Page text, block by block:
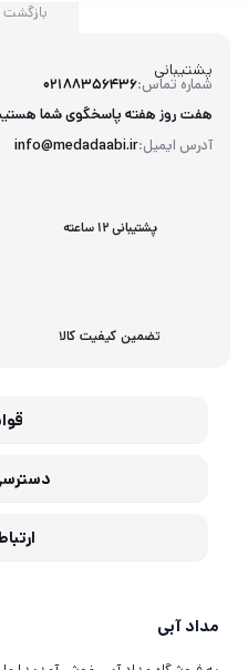
پشتیبانی
شماره تماس:02188356436
آدرس ایمیل:info@medadaabi.ir
هفت روز هفته پاسخگوی شما
بازگشت
پشتیبانی 12 ساعته
تضمین کیفیت کالا
مداد آبی